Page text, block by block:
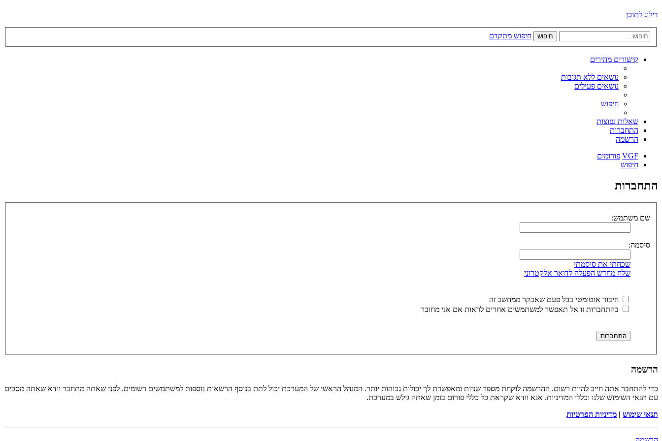
דילוג לתוכן
חיפוש חיפוש מתקדם
קישורים מהירים
נושאים ללא תגובות
נושאים פעילים
חיפוש
שאלות נפוצות
התחברות
הרשמה
VGF פורומים
חיפוש
התחברות
שם משתמש:
סיסמה:
שכחתי את סיסמתי
שלח מחדש הפעלה לדואר אלקטרוני
חיבור אוטומטי בכל פעם שאבקר ממחשב זה
בהתחברות זו אל תאפשר למשתמשים אחרים לראות אם אני מחובר
הרשמה
כדי להתחבר אתה חייב להיות רשום. ההרשמה לוקחת מספר שניות ומאפשרת לך יכולות גבוהות יותר. המנהל הראשי של המערכת יכול לתת בנוסף הרשאות נוספות למשתמשים רשומים. לפני שאתה מתחבר וודא שאתה מסכים
עם תנאי השימוש שלנו וכללי המדיניות. אנא וודא שקראת כל כללי פורום בזמן שאתה גולש במערכת.
תנאי שימוש | מדיניות הפרטיות